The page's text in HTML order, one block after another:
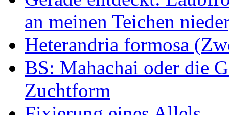
an meinen Teichen
Heterandria formosa
BS: Mahachai oder die
Zuchtform